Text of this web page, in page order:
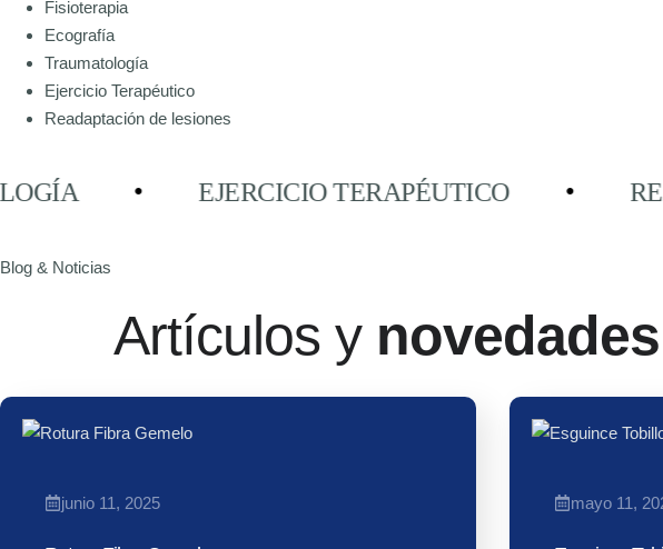
Fisioterapia
Ecografía
Traumatología
Ejercicio Terapéutico
Readaptación de lesiones
● EJERCICIO TERAPÉUTICO ●
Blog & Noticias
Artículos y novedades
junio 11, 2025 mayo 11,